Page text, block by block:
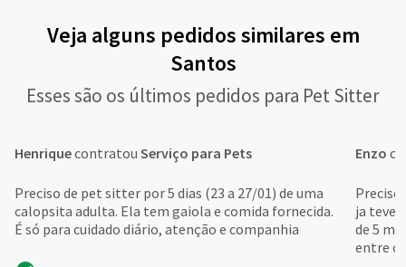
Veja alguns pedidos similares em
Santos
Esses são os últimos pedidos para Pet Sitter
Henriquecontratou Serviço para Pets
Preciso de pet sitter por 5 dias (23 a 27/01) de uma
calopsita adulta. Ela tem gaiola e comida fornecida.
É só para cuidado diário, atenção e companhia
Enzo
Preciso
ja teve
de 5
entre